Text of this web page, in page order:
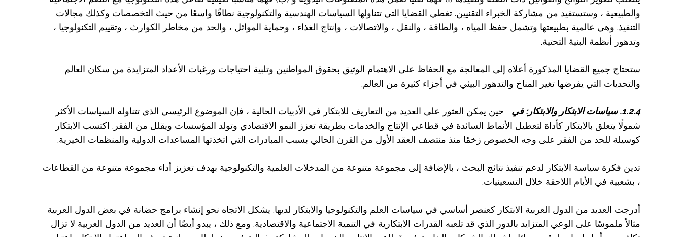
والطبيعية ، وستستفيد من مشاركة الخبراء التقنيين. تغطي القضايا التي تتناولها السياسات الهندسية والتكنولوجية نطاقًا واسعًا من حيث التخصصات وكذلك مجالات
التنفيذ. وهي عالمية بطبيعتها وتشمل حفظ المياه ، والطاقة ، والنقل ، والاتصالات ، وإنتاج الغذاء ، وحماية الموائل ، والحد من مخاطر الكوارث ، وتقييم التكنولوجيا ،
وتدهور أنظمة البنية التحتية.
ستحتاج جميع القضايا المذكورة أعلاه إلى المعالجة مع الحفاظ على الاهتمام الوثيق بحقوق المواطنين وتلبية احتياجات ورغبات الأعداد المتزايدة من سكان العالم
والتحديات التي يفرضها تغير المناخ والتدهور البيئي في أجزاء كثيرة من العالم.
1.2.4. سياسات الابتكار والابتكار: في
حين يمكن العثور على العديد من التعاريف للابتكار في الأدبيات الحالية ، فإن الموضوع الرئيسي الذي تتناوله السياسات الأكثر
شمولًا يتعلق بالابتكار كأداة لتعطيل الأنماط السائدة في قطاعي الإنتاج والخدمات بطريقة تعزز النمو الاقتصادي وتولد المؤسسات ويقلل من الفقر. اكتسب الابتكار
كوسيلة للحد من الفقر على وجه الخصوص زخمًا منذ منتصف العقد الأول من القرن الحالي بسبب المبادرات التي اتخذتها المساعدات الدولية والمنظمات الخيرية.
تدين فكرة سياسة الابتكار لدعم تنفيذ نتائج البحث ، بالإضافة إلى مجموعة متنوعة من المدخلات العلمية والتكنولوجية بهدف تعزيز أداء مجموعة متنوعة من القطاعات
، بشعبية في الأيام اللاحقة خلال التسعينيات.
أدرجت العديد من الدول العربية الابتكار كعنصر أساسي في سياسات العلم والتكنولوجيا والابتكار لديها. يشكل الاتجاه نحو إنشاء برامج حضانة في بعض الدول العربية
مثالاً ملموسًا على الوعي المتزايد بالدور الذي قد تلعبه القدرات الابتكارية في التنمية الاجتماعية والاقتصادية. ومع ذلك ، يبدو أيضًا أن العديد من الدول العربية لا تزال